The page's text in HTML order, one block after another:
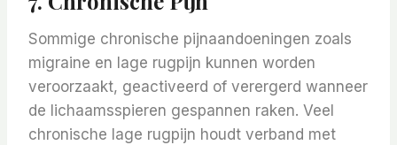
Sommige chronische pijnaandoeningen zoals
migraine en lage rugpijn kunnen worden
veroorzaakt, geactiveerd of verergerd wanneer
de lichaamsspieren gespannen raken. Veel
chronische lage rugpijn houdt verband met